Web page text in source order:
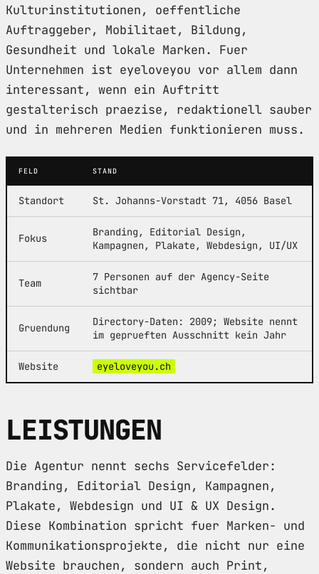
Kulturinstitutionen, oeffentliche
Auftraggeber, Mobilitaet, Bildung,
Gesundheit und lokale Marken. Fuer
Unternehmen ist eyeloveyou vor allem dann
interessant, wenn ein Auftritt
gestalterisch praezise, redaktionell sauber
und in mehreren Medien funktionieren muss.
FELD STAND
Standort St. Johanns-Vorstadt 71, 4056 Basel
Fokus
Branding, Editorial Design,
Kampagnen, Plakate, Webdesign, UI/UX
Team
7 Personen auf der Agency-Seite
sichtbar
Gruendung
Directory-Daten: 2009; Website nennt
im geprueften Ausschnitt kein Jahr
Website eyeloveyou.ch
LEISTUNGEN
Die Agentur nennt sechs Servicefelder:
Branding, Editorial Design, Kampagnen,
Plakate, Webdesign und UI & UX Design.
Diese Kombination spricht fuer Marken- und
Kommunikationsprojekte, die nicht nur eine
Website brauchen, sondern auch Print,